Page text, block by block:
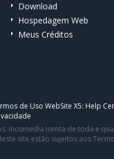
Download
Hospedagem Web
Meus Créditos
de Uso WebSite X5: Help
Incomedia isenta de toda e
site estão sujeitos aos